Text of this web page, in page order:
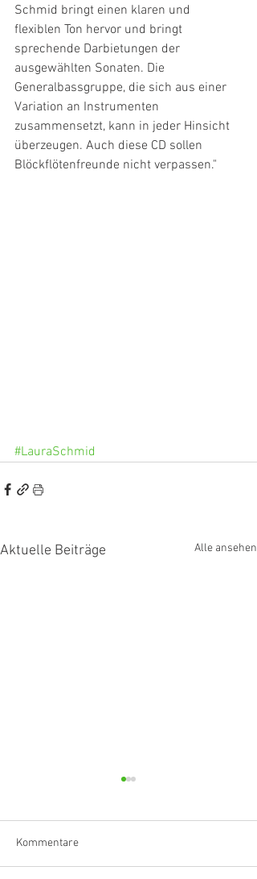
Schmid bringt einen klaren und
flexiblen Ton hervor und bringt
sprechende Darbietungen der
ausgewählten Sonaten. Die
Generalbassgruppe, die sich aus einer
Variation an Instrumenten
zusammensetzt, kann in jeder Hinsicht
überzeugen. Auch diese CD sollen
Blöckflötenfreunde nicht verpassen."
#LauraSchmid
Aktuelle Beiträge Alle ansehen
Kommentare